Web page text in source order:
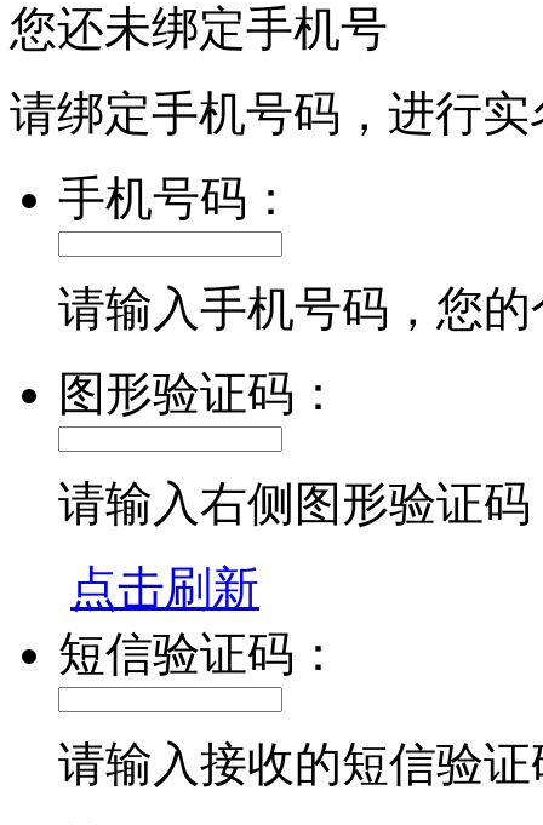
您还未绑定手机号
请绑定手机号码，进行
手机号码：
请输入手机号码，您
图形验证码：
请输入右侧图形验证码
点击刷新
短信验证码：
请输入接收的短信验证